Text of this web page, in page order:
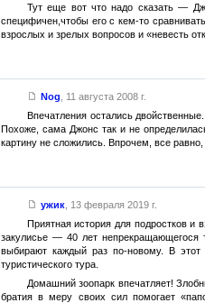
Тут еще вот что надо сказать —
специфичен,чтобы его с кем-то
взрослых и зрелых вопросов и «невесть
Nog
11 августа 2008 г.
Впечатления остались
Похоже, сама Джонс так и не
картину не сложились. Впрочем, все
ужик, 13 февраля 2019 г.
Приятная история для подростков и
закулисье — 40 лет непрекращающегося
выбирают каждый раз по-новому. В этот
туристического тура.
Домашний зоопарк впечатляет!
братия в меру своих сил помогает